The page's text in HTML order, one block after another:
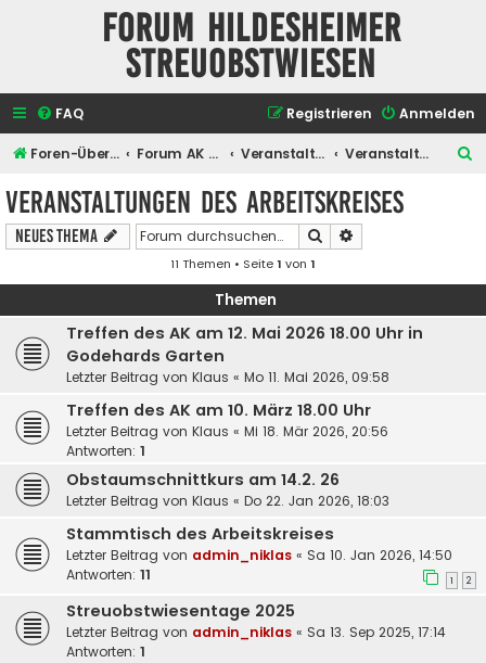
Forum Hildesheimer
Streuobstwiesen
FAQ Anmelden
Registrieren
Foren-Übersicht Forum AK Hildesheimer Streuobstwiesen Veranstaltungen Veranstaltungen des Arbeitskreises
Veranstaltungen des Arbeitskreises
Neues Thema Suche
11 Themen • Seite1 von 1
Themen
Treffen des AK am 12. Mai 2026 18.00 Uhr in
Godehards Garten
Letzter Beitrag von Klaus « Mo 11. Mai 2026, 09:58
Treffen des AK am 10. März 18.00 Uhr
Letzter Beitrag von Klaus « Mi 18. Mär 2026, 20:56
Antworten: 1
Obstaumschnittkurs am 14.2. 26
Letzter Beitrag von Klaus « Do 22. Jan 2026, 18:03
Stammtisch des Arbeitskreises
Letzter Beitrag von admin_niklas « Sa 10. Jan 2026, 14:50
Antworten: 11 1 2
Streuobstwiesentage 2025
Letzter Beitrag von admin_niklas « Sa 13. Sep 2025, 17:14
Antworten: 1